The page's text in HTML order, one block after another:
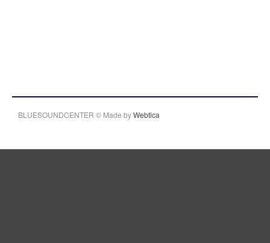
BLUESOUNDCENTER © Made byWebtica